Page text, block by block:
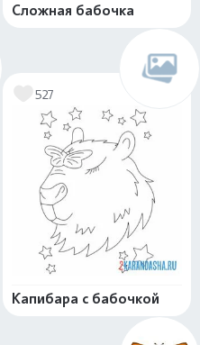
Сложная бабочка
527
Капибара с бабочкой